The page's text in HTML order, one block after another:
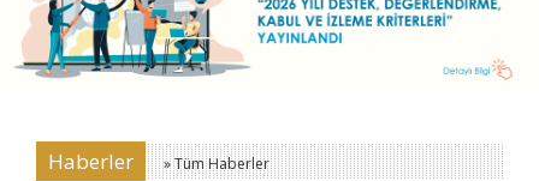
Haberler » Tüm Haberler